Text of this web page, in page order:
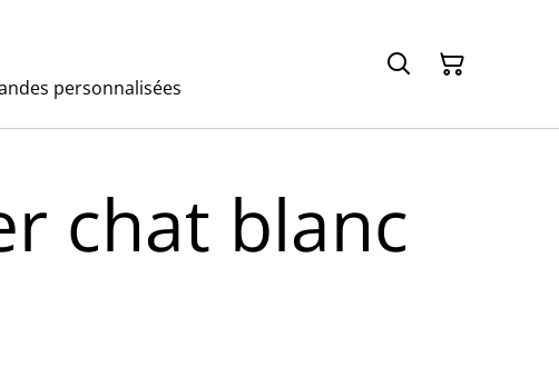
personnalisées
chat blanc